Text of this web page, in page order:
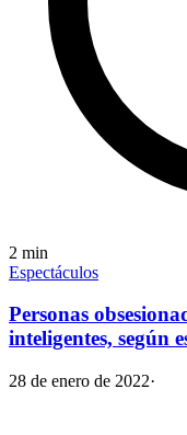
2 min
Espectáculos
Personas
inteligentes, según
28 de enero de 2022·